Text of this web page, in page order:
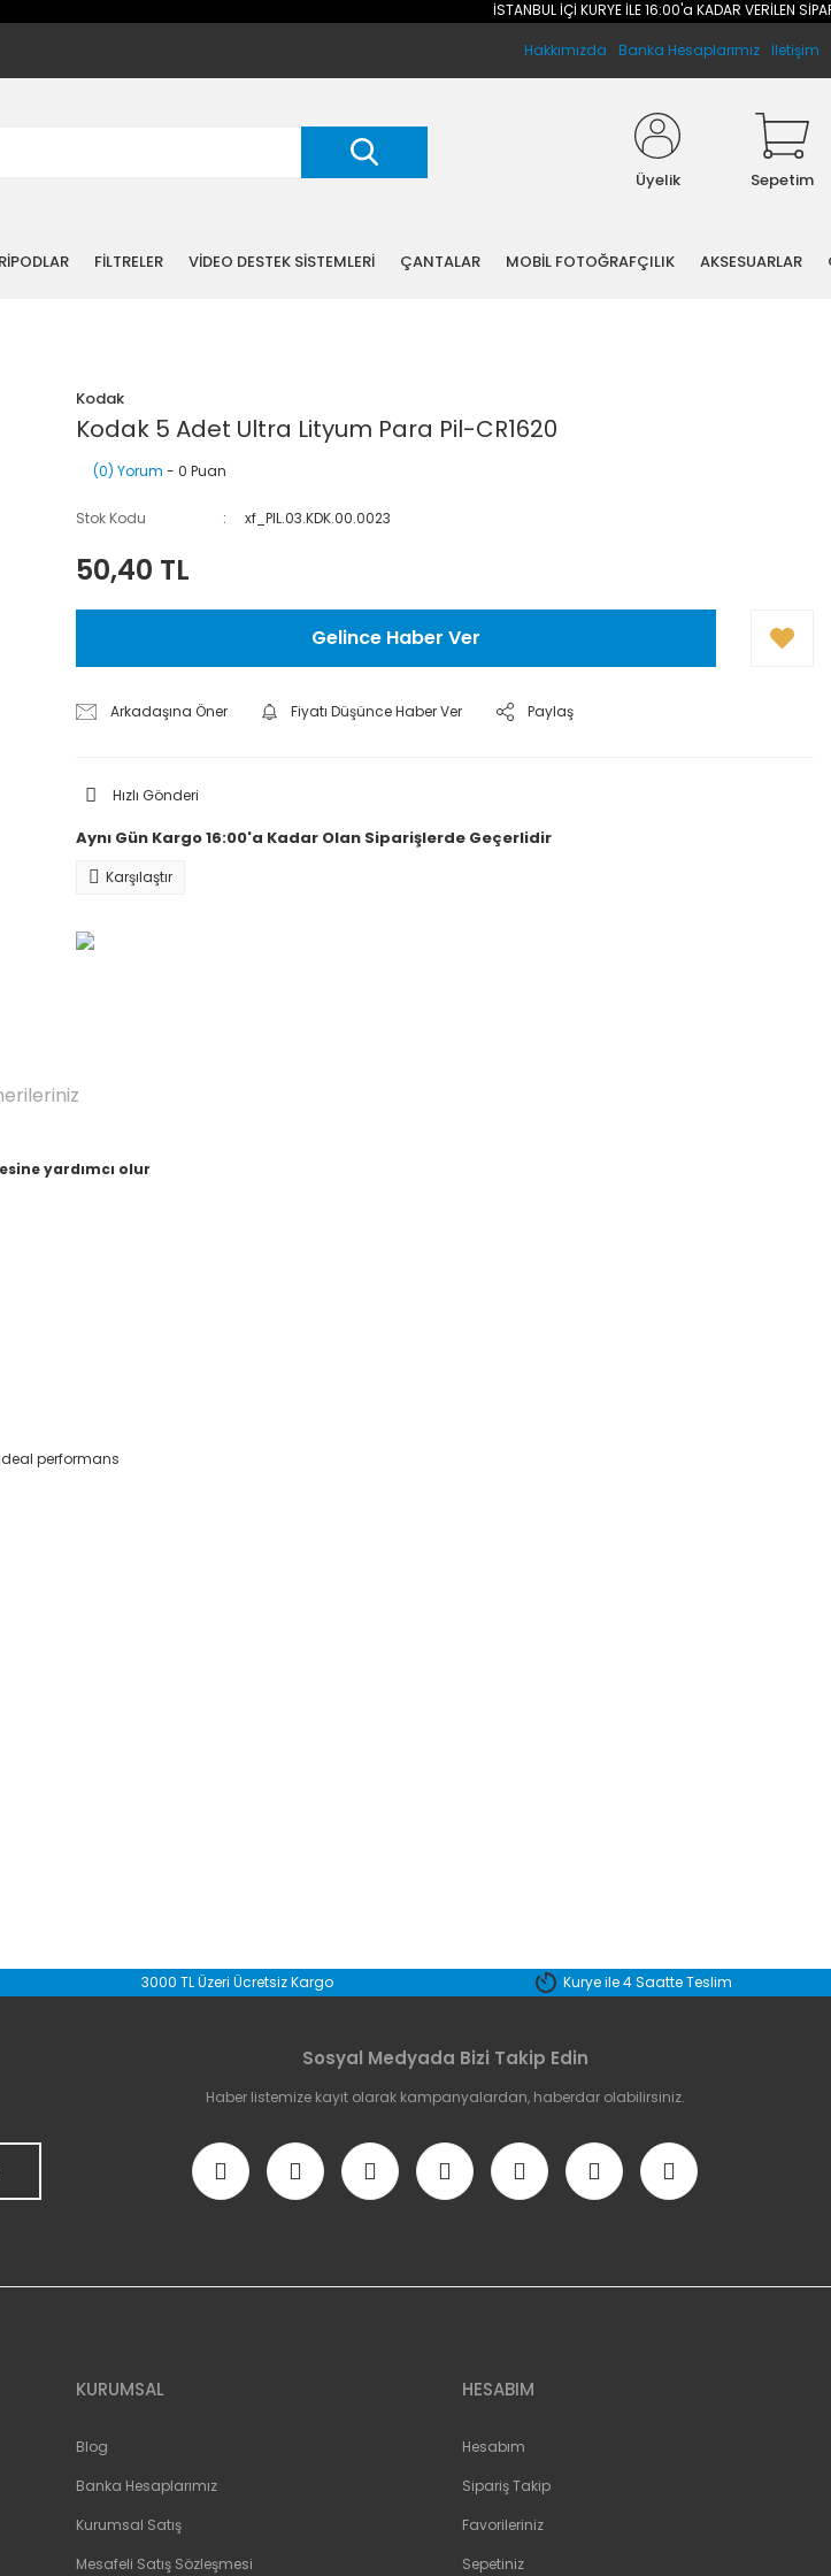
İSTANBUL İÇİ KURYE İLE 16:00'a KADAR VERİLEN
Hakkımızda Banka Hesaplarımız İletişim
Üyelik Sepetim
FİLTRELER VİDEO DESTEK SİSTEMLERİ ÇANTALAR MOBİL FOTOĞRAFÇILIK AKSESUARLAR
Kodak
Kodak 5 Adet Ultra Lityum Para Pil-CR1620
(0) Yorum - 0 Puan
Stok Kodu xf_PIL.03.KDK.00.0023
50,40 TL
Gelince Haber Ver
Arkadaşına Öner Fiyatı Düşünce Haber Ver Paylaş
Hızlı Gönderi
Aynı Gün Kargo 16:00'a Kadar Olan Siparişlerde Geçerlidir
Karşılaştır
yardımcı olur
performans
ilk yorumu siz yapın!3000 TL Üzeri Ücretsiz Kargo Kurye ile 4 Saatte Teslim
Sosyal Medyada Bizi Takip Edin
Haber listemize kayıt olarak kampanyalardan, haberdar olabilirsiniz.
KURUMSAL
Blog
Banka Hesaplarımız
Kurumsal Satış
Mesafeli Satış Sözleşmesi
HESABIM
Hesabım
Sipariş Takip
Favorileriniz
Sepetiniz